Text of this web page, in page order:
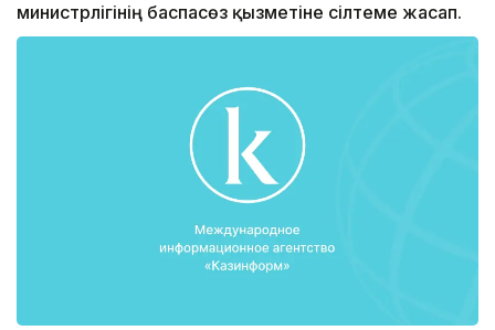
министрлігінің баспасөз қызметіне сілтеме жасап.